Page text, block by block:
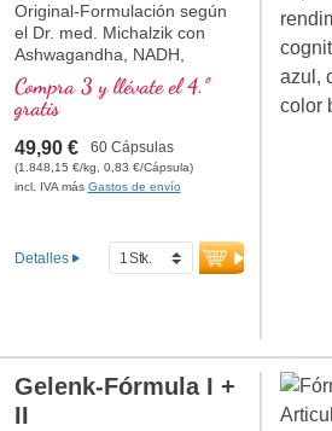
Original-Formulación según
el Dr. med. Michalzik con
Ashwagandha, NADH,
Glutatión, Q 10 y Vitamina
B12, que contribuye a la
reducción del cansancio y la
fatiga. 20 años de
experiencia en producción en
Alemania y 40 años de
libres de carragenina y PEG y
sellado libre de aluminio para
Compra 3 y llévate el 4.º
gratis
49,90 € 60 Cápsulas
(1.848,15 €/kg, 0,83 €/Cápsula)
incl. IVA más Gastos de envío
Detalles
Gelenk-Fórmula I +
II